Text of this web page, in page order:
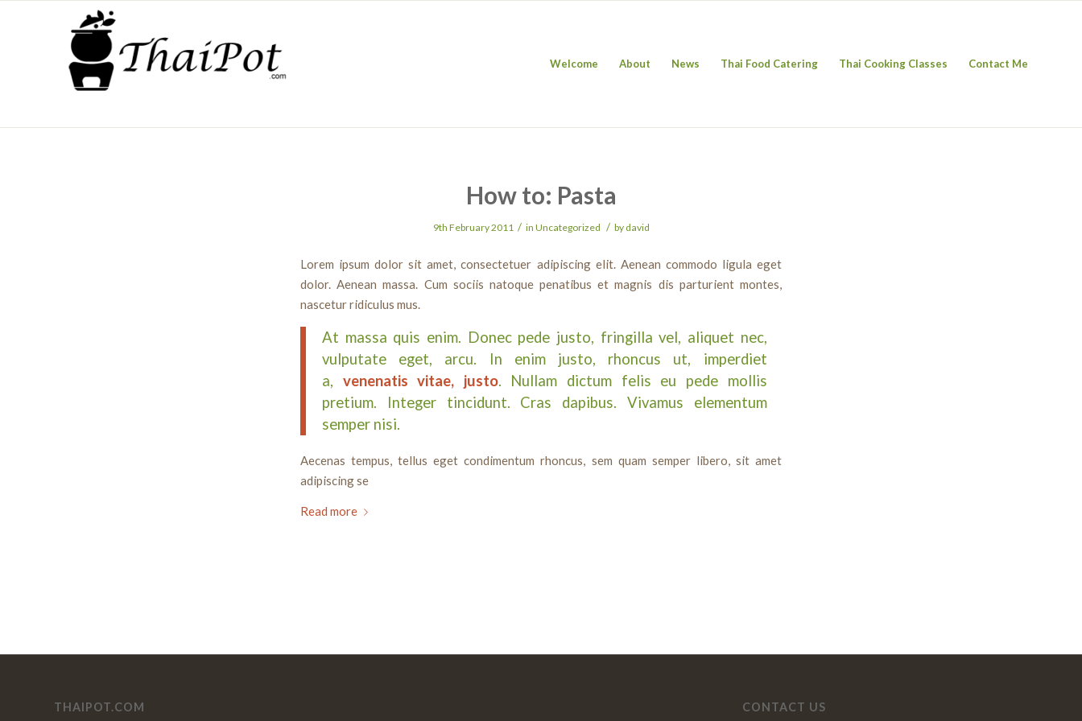
Welcome About News Thai Food Catering Thai Cooking Classes Contact Me
How to: Pasta
9th February 2011 / in Uncategorized / by david
Lorem ipsum dolor sit amet, consectetuer adipiscing elit. Aenean commodo ligula eget
dolor. Aenean massa. Cum sociis natoque penatibus et magnis dis parturient montes,
nascetur ridiculus mus.
At massa quis enim. Donec pede justo, fringilla vel, aliquet nec,
vulputate eget, arcu. In enim justo, rhoncus ut, imperdiet
a, venenatis vitae, justo. Nullam dictum felis eu pede mollis
pretium. Integer tincidunt. Cras dapibus. Vivamus elementum
semper nisi.
Aecenas tempus, tellus eget condimentum rhoncus, sem quam semper libero, sit amet
adipiscing se
Read more
THAIPOT.COM CONTACT US